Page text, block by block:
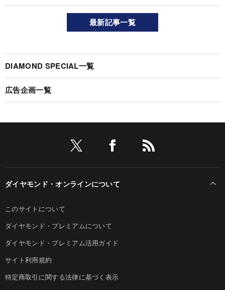
最新記事一覧
DIAMOND SPECIAL一覧
広告企画一覧
ダイヤモンド・オンラインについて
このサイトについて
ダイヤモンド・プレミアムについて
ダイヤモンド・プレミアム活用ガイド
サイト利用規約
特定商取引に関する法律に基づく表示